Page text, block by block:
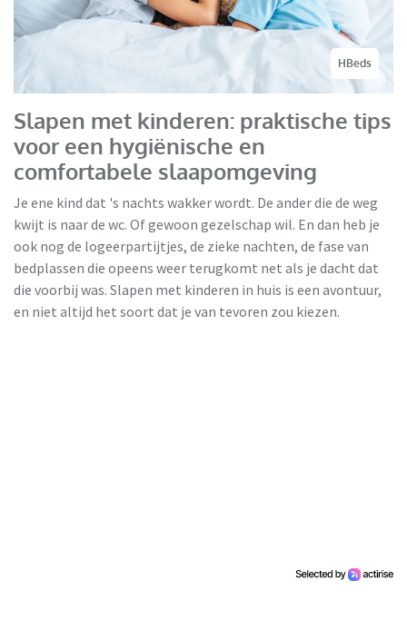
HBeds
Slapen met kinderen: praktische tips
voor een hygiënische en
comfortabele slaapomgeving
Je ene kind dat 's nachts wakker wordt. De ander die de weg
kwijt is naar de wc. Of gewoon gezelschap wil. En dan heb je
ook nog de logeerpartijtjes, de zieke nachten, de fase van
bedplassen die opeens weer terugkomt net als je dacht dat
die voorbij was. Slapen met kinderen in huis is een avontuur,
en niet altijd het soort dat je van tevoren zou kiezen.